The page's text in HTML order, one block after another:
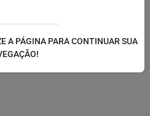
A PÁGINA PARA CONTINUAR SUA